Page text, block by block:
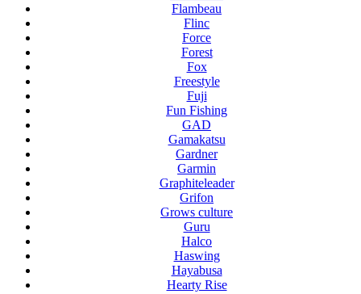
Flambeau
Flinc
Force
Forest
Fox
Freestyle
Fuji
Fun Fishing
GAD
Gamakatsu
Gardner
Garmin
Graphiteleader
Grifon
Grows culture
Guru
Halco
Haswing
Hayabusa
Hearty Rise